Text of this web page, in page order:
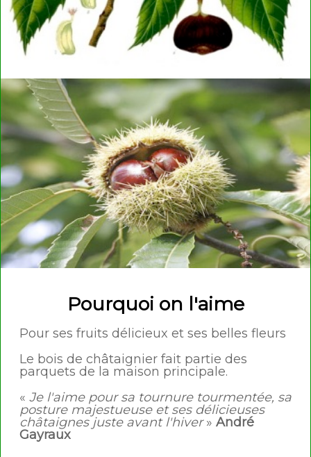
Pourquoi on l'aime
Pour ses fruits délicieux et ses belles fleurs
Le bois de châtaignier fait partie des
parquets de la maison principale.
« Je l'aime pour sa tournure tourmentée, sa
posture majestueuse et ses délicieuses
châtaignes juste avant l'hiver» André
Gayraux